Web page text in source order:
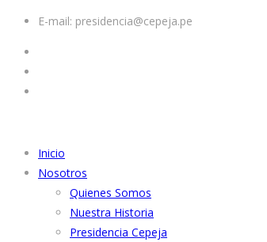
E-mail: presidencia@cepeja.pe
Inicio
Nosotros
Quienes Somos
Nuestra Historia
Presidencia Cepeja